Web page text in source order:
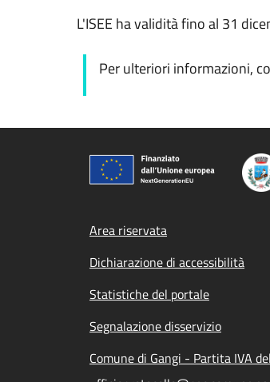
L'ISEE ha validità fino al 31
Per ulteriori informazioni,
Footer menu
Area riservata
Dichiarazione di accessibilità
Statistiche del portale
Segnalazione disservizio
Comune di Gangi - Partita IVA